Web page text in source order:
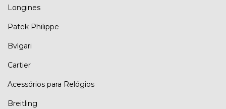
Longines
Patek Philippe
Bvlgari
Cartier
Acessórios para Relógios
Breitling